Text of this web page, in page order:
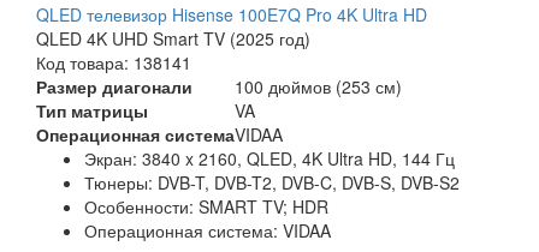
QLED телевизор Hisense 100E7Q Pro 4K Ultra HD
QLED 4K UHD Smart TV (2025 год)
Код товара: 138141
Размер диагонали
100 дюймов (253 см)
Тип матрицы
VA
Операционная системаVIDAA
Экран: 3840 x 2160, QLED, 4K Ultra HD, 144 Гц
Тюнеры: DVB-T, DVB-T2, DVB-C, DVB-S, DVB-S2
Особенности: SMART TV; HDR
Операционная система: VIDAA